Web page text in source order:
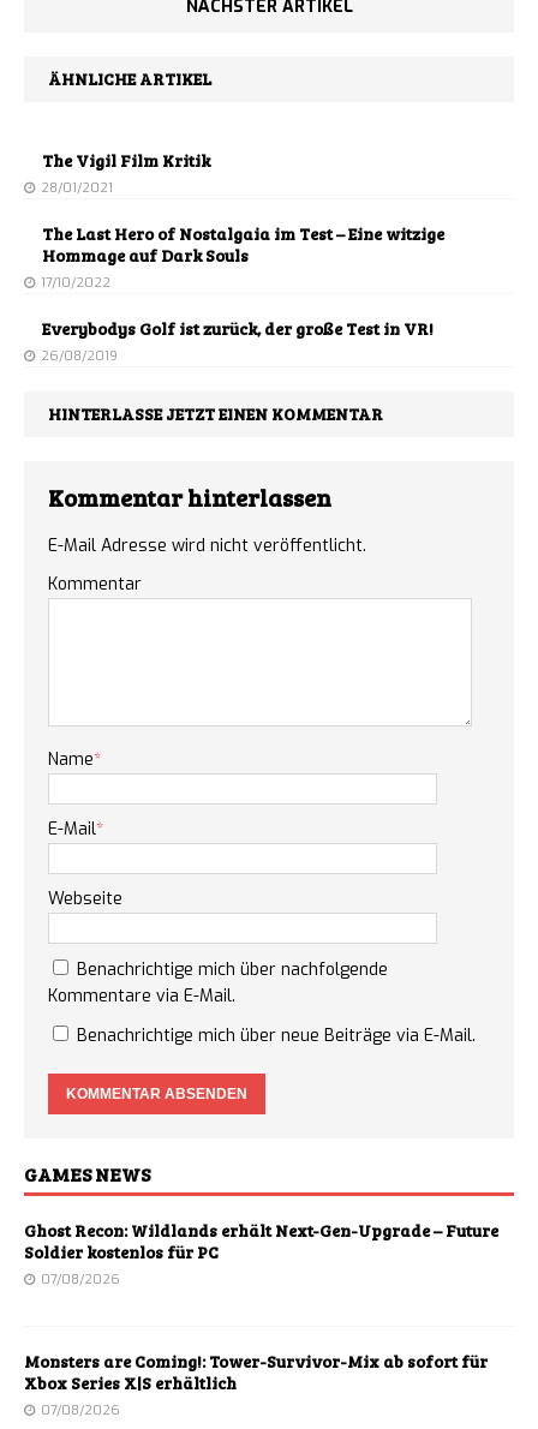
NÄCHSTER ARTIKEL
ÄHNLICHE ARTIKEL
The Vigil Film Kritik
28/01/2021
The Last Hero of Nostalgaia im Test – Eine witzige
Hommage auf Dark Souls
17/10/2022
Everybodys Golf ist zurück, der große Test in VR!
26/08/2019
HINTERLASSE JETZT EINEN KOMMENTAR
Kommentar hinterlassen
E-Mail Adresse wird nicht veröffentlicht.
Kommentar
Name*
E-Mail*
Webseite
Benachrichtige mich über nachfolgende
Kommentare via E-Mail.
Benachrichtige mich über neue Beiträge via E-Mail.
GAMES NEWS
Ghost Recon: Wildlands erhält Next-Gen-Upgrade – Future
Soldier kostenlos für PC
07/08/2026
Monsters are Coming!: Tower-Survivor-Mix ab sofort für
Xbox Series X|S erhältlich
07/08/2026